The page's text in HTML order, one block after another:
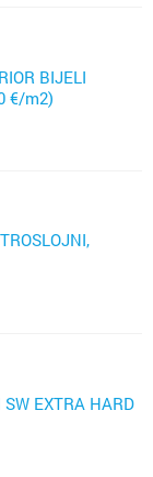
BIJELI
€/m2)
EXTRA HARD